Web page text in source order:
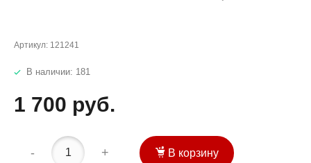
Артикул: 121241
В наличии: 181
1 700 руб.
- + В корзину